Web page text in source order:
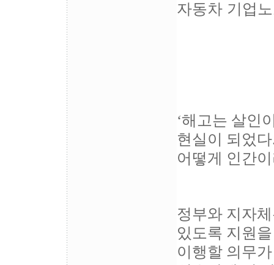
자동차 기업
‘해고는 살인
현실이 되었
어떻게 인간
정부와 지자
있도록 지원
이행할 의무